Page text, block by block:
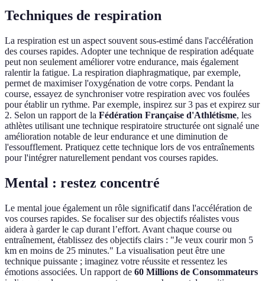
Techniques de respiration
La respiration est un aspect souvent sous-estimé dans l'accélération
des courses rapides. Adopter une technique de respiration adéquate
peut non seulement améliorer votre endurance, mais également
ralentir la fatigue. La respiration diaphragmatique, par exemple,
permet de maximiser l'oxygénation de votre corps. Pendant la
course, essayez de synchroniser votre respiration avec vos foulées
pour établir un rythme. Par exemple, inspirez sur 3 pas et expirez sur
2. Selon un rapport de la Fédération Française d'Athlétisme, les
athlètes utilisant une technique respiratoire structurée ont signalé une
amélioration notable de leur endurance et une diminution de
l'essoufflement. Pratiquez cette technique lors de vos entraînements
pour l'intégrer naturellement pendant vos courses rapides.
Mental : restez concentré
Le mental joue également un rôle significatif dans l'accélération de
vos courses rapides. Se focaliser sur des objectifs réalistes vous
aidera à garder le cap durant l’effort. Avant chaque course ou
entraînement, établissez des objectifs clairs : "Je veux courir mon 5
km en moins de 25 minutes." La visualisation peut être une
technique puissante ; imaginez votre réussite et ressentez les
émotions associées. Un rapport de 60 Millions de Consommateurs